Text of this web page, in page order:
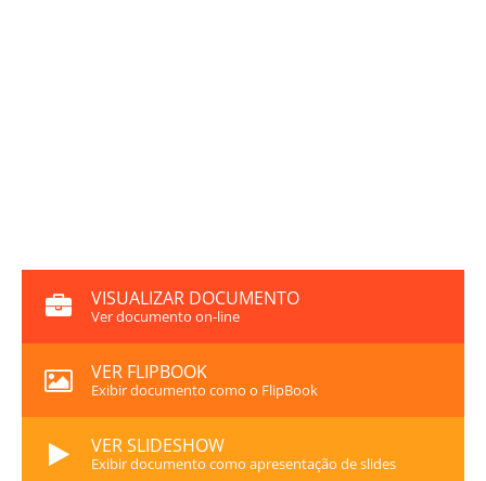
VISUALIZAR DOCUMENTO
Ver documento on-line
VER FLIPBOOK
Exibir documento como o FlipBook
VER SLIDESHOW
Exibir documento como apresentação de slides